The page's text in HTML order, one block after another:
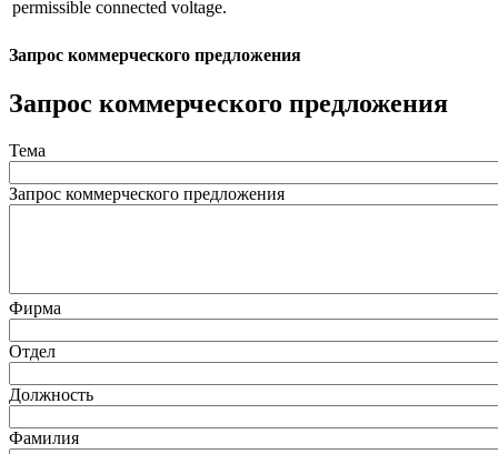
permissible connected voltage.
Запрос коммерческого предложения
Запрос коммерческого предложения
Тема
Запрос коммерческого предложения
Фирма
Отдел
Должность
Фамилия